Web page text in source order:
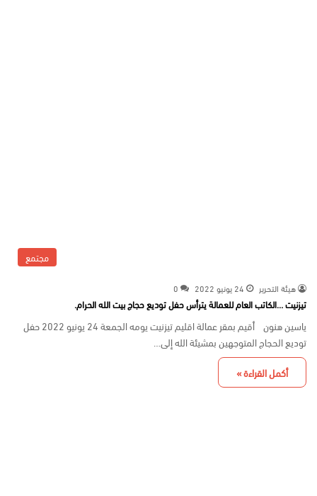
مجتمع
هيئة التحرير 24 يونيو 2022 0
تيزنيت …الكاتب العام للعمالة يترأس حفل توديع حجاج بيت الله الحرام.
ياسين هنون أقيم بمقر عمالة اقليم تيزنيت يومه الجمعة 24 يونيو 2022 حفل
توديع الحجاج المتوجهين بمشيئة الله إلى…
أكمل القراءة »